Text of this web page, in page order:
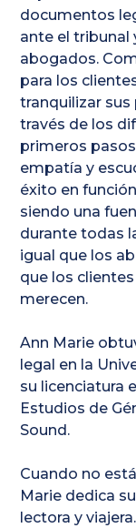
documentos
ante el tribunal
abogados.
para los
tranquilizar sus
través de los
primeros
empatía y
éxito en
siendo una
durante todas
igual que los
que los
merecen.
Ann Marie
legal en la
su licenciatura
Estudios de
Sound.
Cuando no
Marie dedica
lectora y viajera.